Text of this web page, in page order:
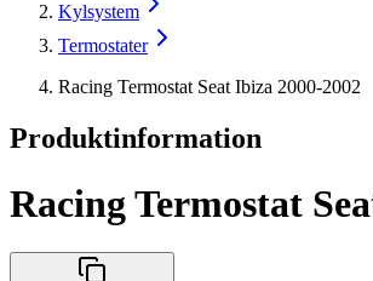
Kylsystem
Termostater
Racing Termostat Seat Ibiza 2000-2002
Produktinformation
Racing Termostat